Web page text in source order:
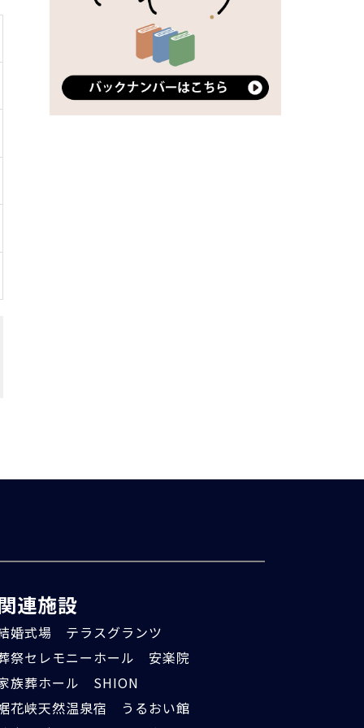
連施設
婚式場 テラスグランツ
祭セレモニーホール 安楽院
族葬ホール SHION
花峡天然温泉宿 うるおい館